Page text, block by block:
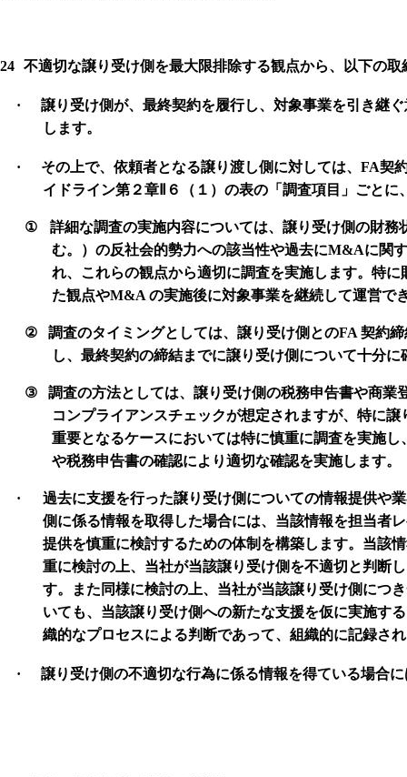
24 不適切な譲り受け側を最大限排除する観点から、以下の取
·
譲り受け側が、最終契約を履行し、対象事業を引き継
します。
· その上で、依頼者となる譲り渡し側に対しては、 FA契
イドライン第２章
６（１）の表の「調査項目」ごと
①
詳細な調査の実施内容については、譲り受け側の財
む。）の反社会的勢力への該当性や過去にM&Aに関
れ、これらの観点から適切に調査を実施します。特
た観点やM&A の実施後に対象事業を継続して運営で
② 調査のタイミングとしては、譲り受け側とのFA契約
し、最終契約の締結までに譲り受け側について十分に
③
調査の方法としては、譲り受け側の税務申告書や商
コンプライアンスチェックが想定されますが、特に
重要となるケースにおいては特に慎重に調査を実施
や税務申告書の確認により適切な確認を実施します。
·
過去に支援を行った譲り受け側についての情報提供や
側に係る情報を取得した場合には、当該情報を担当者
提供を慎重に検討するための体制を構築します。当該
重に検討の上、当社が当該譲り受け側を不適切と判断
す。また同様に検討の上、当社が当該譲り受け側につ
いても、当該譲り受け側への新たな支援を仮に実施す
織的なプロセスによる判断であって、組織的に記録さ
· 譲り受け側の不適切な行為に係る情報を得ている場合